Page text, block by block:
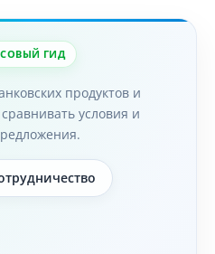
ГИД
продуктов и
условия и